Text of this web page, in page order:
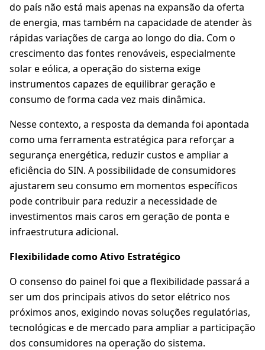
do país não está mais apenas na expansão da oferta
de energia, mas também na capacidade de atender às
rápidas variações de carga ao longo do dia. Com o
crescimento das fontes renováveis, especialmente
solar e eólica, a operação do sistema exige
instrumentos capazes de equilibrar geração e
consumo de forma cada vez mais dinâmica.
Nesse contexto, a resposta da demanda foi apontada
como uma ferramenta estratégica para reforçar a
segurança energética, reduzir custos e ampliar a
eficiência do SIN. A possibilidade de consumidores
ajustarem seu consumo em momentos específicos
pode contribuir para reduzir a necessidade de
investimentos mais caros em geração de ponta e
infraestrutura adicional.
Flexibilidade como Ativo Estratégico
O consenso do painel foi que a flexibilidade passará a
ser um dos principais ativos do setor elétrico nos
próximos anos, exigindo novas soluções regulatórias,
tecnológicas e de mercado para ampliar a participação
dos consumidores na operação do sistema.